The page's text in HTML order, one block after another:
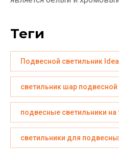
теги
Подвесной светильник
светильник шар подвесной
подвесные светильники на
светильники для